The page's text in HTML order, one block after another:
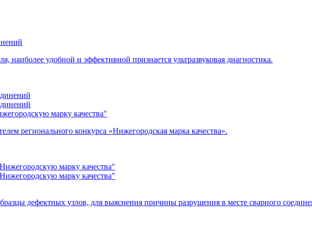
наиболее удобной и эффективной признается ультразвуковая диагностика.
марку качества"
регионального конкурса «Нижегородская марка качества».
дефектных узлов, для выяснения причины разрушения в месте сварного